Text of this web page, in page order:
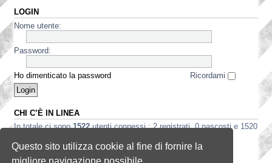
Questo sito utilizza cookie al fine di fornire la
migliore navigazione possibile
LOGIN
Nome utente:
Password:
Ho dimenticato la password Ricordami
CHI C’È IN LINEA
In totale ci sono1522utenti connessi : 2 registrati, 0 nascosti e 1520
Record di utenti connessi:3535 registrato il 2 ago 2026, 5:56